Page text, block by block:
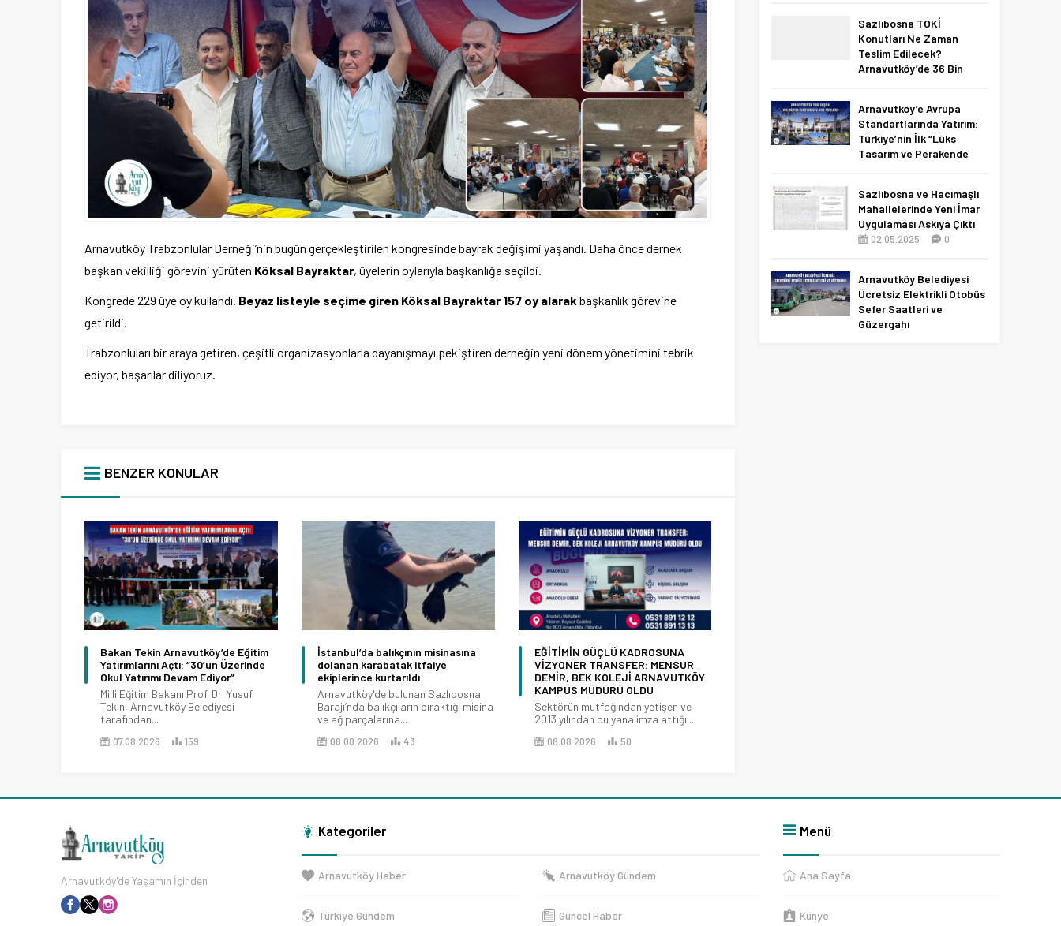
Arnavutköy Trabzonlular Derneği’nin bugün gerçekleştirilen kongresinde bayrak değişimi yaşandı. Daha önce dernek
başkan vekilliği görevini yürüten Köksal Bayraktar, üyelerin oylarıyla başkanlığa seçildi.
Kongrede 229 üye oy kullandı. Beyaz listeyle seçime giren Köksal Bayraktar 157 oy alarak başkanlık görevine
getirildi.
Trabzonluları bir araya getiren, çeşitli organizasyonlarla dayanışmayı pekiştiren derneğin yeni dönem yönetimini tebrik
ediyor, başarılar diliyoruz.
BENZER KONULAR
Bakan Tekin Arnavutköy’de Eğitim
Yatırımlarını Açtı: “30’un Üzerinde
Okul Yatırımı Devam Ediyor”
Milli Eğitim Bakanı Prof. Dr. Yusuf
Tekin, Arnavutköy Belediyesi
tarafından...
07.08.2026 159
İstanbul’da balıkçının misinasına
dolanan karabatak itfaiye
ekiplerince kurtarıldı
Arnavutköy'de bulunan Sazlıbosna
Barajı’nda balıkçıların bıraktığı misina
ve ağ parçalarına...
08.08.2026 43
EĞİTİMİN GÜÇLÜ KADROSUNA
VİZYONER TRANSFER: MENSUR
DEMİR, BEK KOLEJİ ARNAVUTKÖY
KAMPÜS MÜDÜRÜ OLDU
Sektörün mutfağından yetişen ve
2013 yılından bu yana imza attığı...
08.08.2026 50
Sazlıbosna TOKİ
Konutları Ne Zaman
Teslim Edilecek?
Arnavutköy’de 36 Bin
11.04.2026 0
Arnavutköy’e Avrupa
Standartlarında Yatırım:
Türkiye’nin İlk “Lüks
Tasarım ve Perakende
Sazlıbosna ve Hacımaşlı
Mahallelerinde Yeni İmar
Uygulaması Askıya Çıktı
02.05.2025 0
Arnavutköy Belediyesi
Ücretsiz Elektrikli Otobüs
Sefer Saatleri ve
Güzergahı
Arnavutköy'de Yaşamın İçinden
Kategoriler
Arnavutköy Haber Arnavutköy Gündem
Türkiye Gündem Güncel Haber
Menü
Ana Sayfa
Künye